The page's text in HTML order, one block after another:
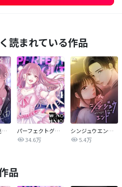
読まれている作品
私がわたしを売る理由
パーフェクトグリッター
34.6万
シンジュウエンド【タテヨミ】
5.4万
品